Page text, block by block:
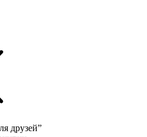
друзей”